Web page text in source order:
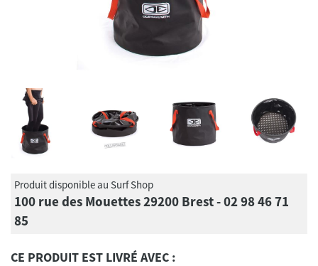
Produit disponible au Surf Shop
100 rue des Mouettes 29200 Brest - 02 98 46 71
85
CE PRODUIT EST LIVRÉ AVEC :